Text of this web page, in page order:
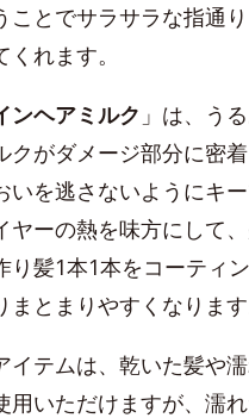
ことでサラサラな指通
れます。
ンヘアミルク 」は、う
クがダメージ部分に密
いを逃さないようにキー
ヤーの熱を味方にして
り髪1本1本をコーティ
まとまりやすくなります
イテムは、乾いた髪や濡
用いただけますが、濡